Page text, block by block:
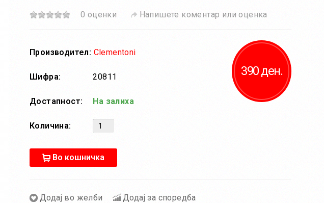
0 оценки Напишете коментар или оценка
390 ден.
Производител: Clementoni
Шифра: 20811
Достапност: На залиха
Количина:
Во кошничка
Додај во желби Додај за споредба